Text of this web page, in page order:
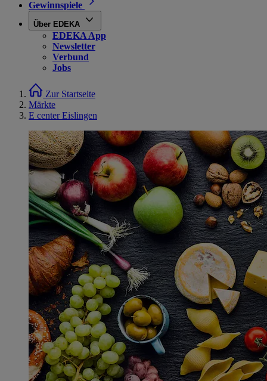
Gewinnspiele
Über EDEKA
EDEKA App
Newsletter
Verbund
Jobs
Zur Startseite
Märkte
E center Eislingen